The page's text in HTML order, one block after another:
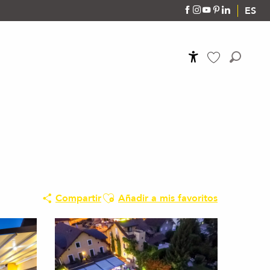
ES
CompartirAjouter aux favoris
Añadir a mis favoritos